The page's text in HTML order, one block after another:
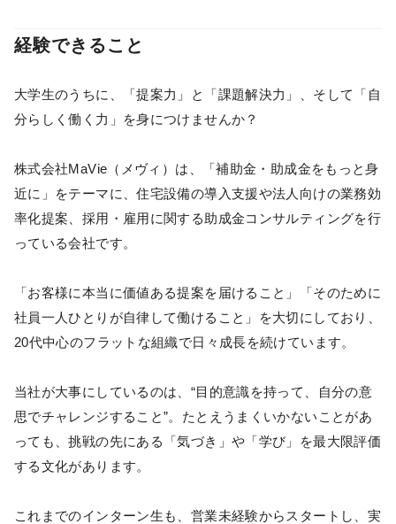
経験できること
大学生のうちに、「提案力」と「課題解決力」、そして「自
分らしく働く力」を身につけませんか？
株式会社MaVie（メヴィ）は、「補助金・助成金をもっと身
近に」をテーマに、住宅設備の導入支援や法人向けの業務効
率化提案、採用・雇用に関する助成金コンサルティングを行
っている会社です。
「お客様に本当に価値ある提案を届けること」「そのために
社員一人ひとりが自律して働けること」を大切にしており、
20代中心のフラットな組織で日々成長を続けています。
当社が大事にしているのは、“目的意識を持って、自分の意
思でチャレンジすること”。たとえうまくいかないことがあ
っても、挑戦の先にある「気づき」や「学び」を最大限評価
する文化があります。
これまでのインターン生も、営業未経験からスタートし、実